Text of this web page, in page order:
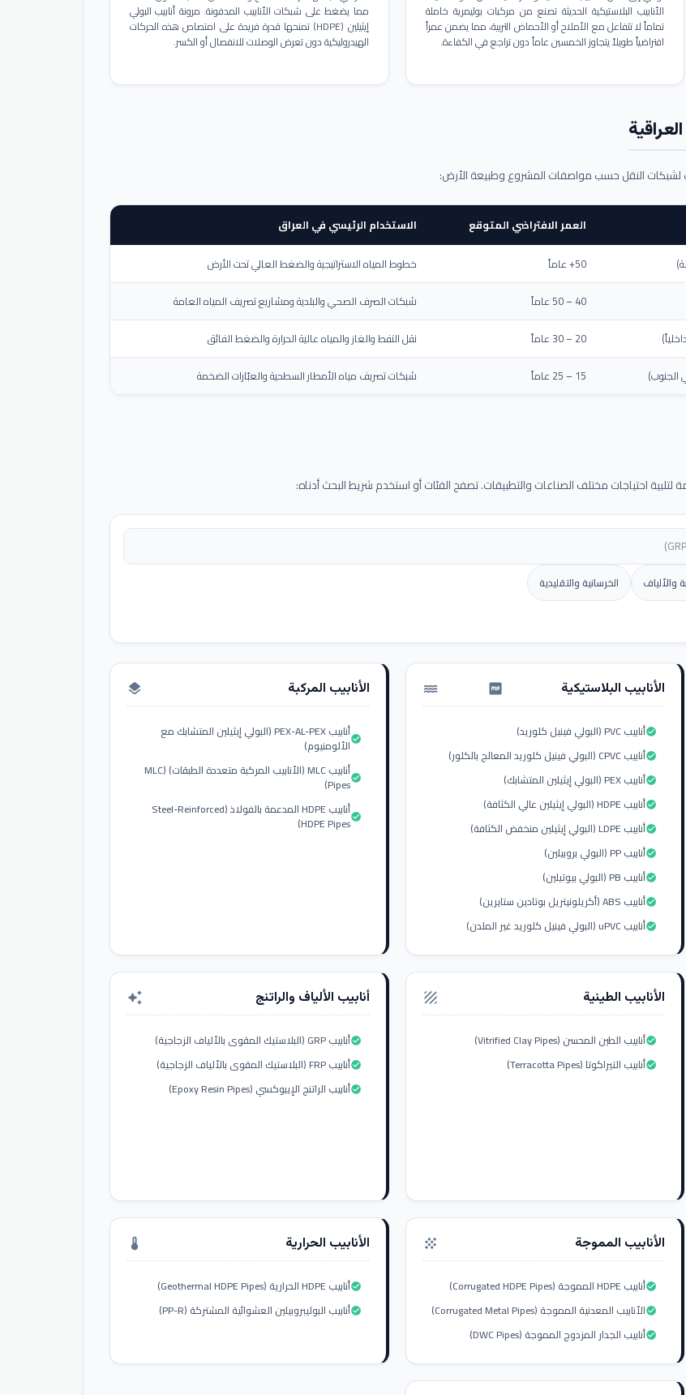
الأنابيب البلاستيكية الحديثة تصنع من مركبات بوليمرية خاملة
تماماً لا تتفاعل مع الأملاح أو الأحماض التربية، مما يضمن عمراً
افتراضياً طويلاً يتجاوز الخمسين عاماً دون تراجع في الكفاءة.
مما يضغط على شبكات الأنابيب المدفونة. مرونة أنابيب البولي
إيثيلين (HDPE) تمنحها قدرة فريدة على امتصاص هذه الحركات
الهيدروليكية دون تعرض الوصلات للانفصال أو الكسر.
لشبكات النقل حسب مواصفات المشروع وطبيعة الأرض:
العمر الافتراضي المتوقع الاستخدام الرئيسي في العراق
50+ عاماً
خطوط المياه الاستراتيجية والضغط العالي تحت الأرض
40 – 50 عاماً
شبكات الصرف الصحي والبلدية ومشاريع تصريف المياه العامة
20 – 30 عاماً
نقل النفط والغاز والمياه عالية الحرارة والضغط الفائق
الجنوب) 15 – 25 عاماً شبكات تصريف مياه الأمطار السطحية والعبّارات الضخمة
احتياجات مختلف الصناعات والتطبيقات. تصفح الفئات أو استخدم شريط البحث أدناه:
والألياف الخرسانية والتقليدية
الأنابيب البلاستيكية water_pump
أنابيب PVC (البولي فينيل كلوريد)check_circle
أنابيب CPVC (البولي فينيل كلوريد المعالج بالكلور)check_circle
أنابيب PEX (البولي إيثيلين المتشابك)check_circle
أنابيب HDPE (البولي إيثيلين عالي الكثافة)check_circle
أنابيب LDPE (البولي إيثيلين منخفض الكثافة)check_circle
أنابيب PP (البولي بروبيلين)check_circle
أنابيب PB (البولي بيوتيلين)check_circle
أنابيب ABS (أكريلونيتريل بوتادين ستايرين)check_circle
أنابيب uPVC (البولي فينيل كلوريد غير الملدن)check_circle
الأنابيب المركبة layers
أنابيب PEX-AL-PEX (البولي إيثيلين المتشابك مع
الألومنيوم)check_circle
أنابيب MLC (الأنابيب المركبة متعددة الطبقات) (MLC
Pipes)check_circle
أنابيب HDPE المدعمة بالفولاذ (Steel-Reinforced
HDPE Pipes)check_circle
الأنابيب الطينية texture
أنابيب الطين المحسن (Vitrified Clay Pipes)check_circle
أنابيب التيراكوتا (Terracotta Pipes)check_circle
أنابيب الألياف والراتنج auto_awesome
أنابيب GRP (البلاستيك المقوى بالألياف الزجاجية)check_circle
أنابيب FRP (البلاستيك المقوى بالألياف الزجاجية)check_circle
أنابيب الراتنج الإيبوكسي (Epoxy Resin Pipes)check_circle
الأنابيب المموجة grain
أنابيب HDPE المموجة (Corrugated HDPE Pipes)check_circle
الأنابيب المعدنية المموجة (Corrugated Metal Pipes)check_circle
أنابيب الجدار المزدوج المموجة (DWC Pipes)check_circle
الأنابيب الحرارية thermostat
أنابيب HDPE الحرارية (Geothermal HDPE Pipes)check_circle
أنابيب البوليبروبيلين العشوائية المشتركة (PP-R)check_circle